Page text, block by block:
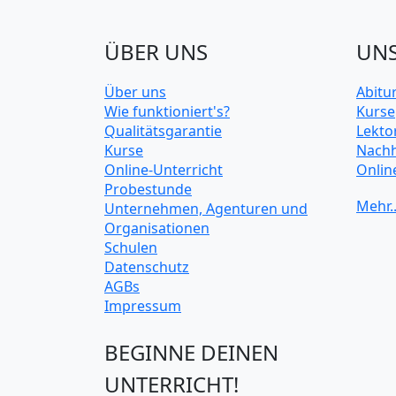
ÜBER UNS
Über uns
Wie funktioniert's?
Qualitätsgarantie
Kurse
Online-Unterricht
Probestunde
Unternehmen, Agenturen und
Organisationen
Schulen
Datenschutz
AGBs
Impressum
BEGINNE DEINEN
UNTERRICHT!
Kurse